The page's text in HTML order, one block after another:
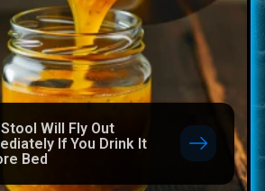
Will Fly Out
If You Drink It
Bed